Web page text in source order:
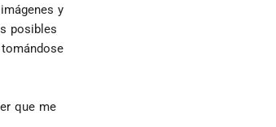
y
posibles
que me